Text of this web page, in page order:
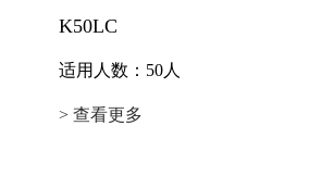
K50LC
适用人数：50人
> 查看更多